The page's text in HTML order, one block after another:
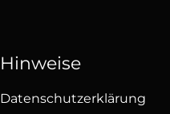
Hinweise
Datenschutzerklärung